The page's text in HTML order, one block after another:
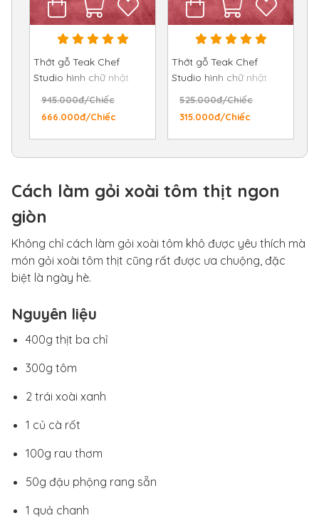
Thớt gỗ Teak Chef
Studio hình chữ nhật
28x40x3,5 cm
945.000đ/Chiếc
666.000đ/Chiếc
Thớt gỗ Teak Chef
Studio hình chữ nhật
25x35x2,5 cm
525.000đ/Chiếc
315.000đ/Chiếc
Cách làm gỏi xoài tôm thịt ngon
giòn
Không chỉ cách làm gỏi xoài tôm khô được yêu thích mà
món gỏi xoài tôm thịt cũng rất được ưa chuộng, đặc
biệt là ngày hè.
Nguyên liệu
400g thịt ba chỉ
300g tôm
2 trái xoài xanh
1 củ cà rốt
100g rau thơm
50g đậu phộng rang sẵn
1 quả chanh